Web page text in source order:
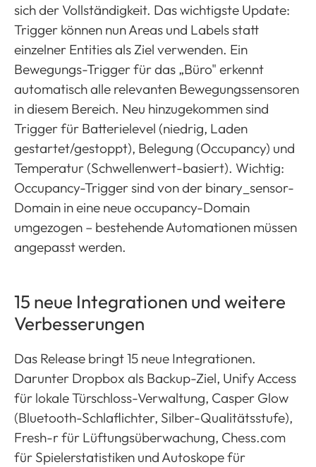
sich der Vollständigkeit. Das wichtigste Update:
Trigger können nun Areas und Labels statt
einzelner Entities als Ziel verwenden. Ein
Bewegungs-Trigger für das „Büro" erkennt
automatisch alle relevanten Bewegungssensoren
in diesem Bereich. Neu hinzugekommen sind
Trigger für Batterielevel (niedrig, Laden
gestartet/gestoppt), Belegung (Occupancy) und
Temperatur (Schwellenwert-basiert). Wichtig:
Occupancy-Trigger sind von der binary_sensor-
Domain in eine neue occupancy-Domain
umgezogen – bestehende Automationen müssen
angepasst werden.
15 neue Integrationen und weitere
Verbesserungen
Das Release bringt 15 neue Integrationen.
Darunter Dropbox als Backup-Ziel, Unify Access
für lokale Türschloss-Verwaltung, Casper Glow
(Bluetooth-Schlaflichter, Silber-Qualitätsstufe),
Fresh-r für Lüftungsüberwachung, Chess.com
für Spielerstatistiken und Autoskope für